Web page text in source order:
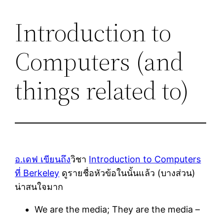
Introduction to
Computers (and
things related to)
อ.เดฟ เขียนถึงวิชา Introduction to Computers
ที่ Berkeley ดูรายชื่อหัวข้อในนั้นแล้ว (บางส่วน)
น่าสนใจมาก
We are the media; They are the media –